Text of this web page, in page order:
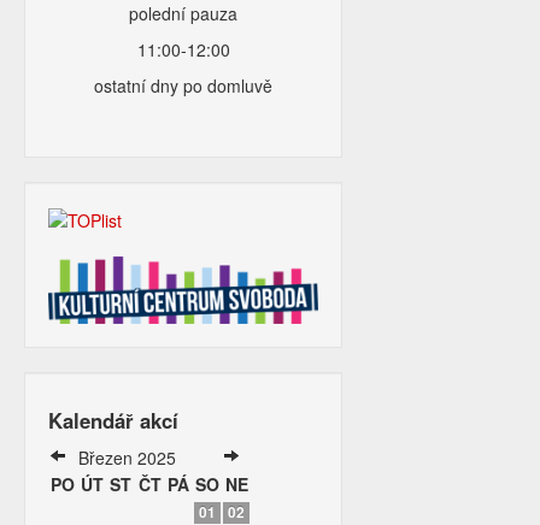
polední pauza
11:00-12:00
ostatní dny po domluvě
Kalendář akcí
Březen 2025
PO ÚT ST ČT PÁ SO NE
01
02